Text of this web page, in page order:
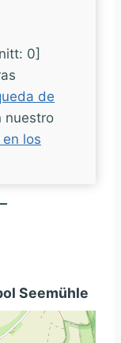
0]
de
nuestro
los
Seemühle